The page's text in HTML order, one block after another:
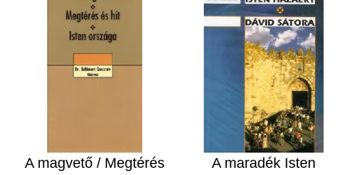
A magvető / Megtérés
A maradék Isten